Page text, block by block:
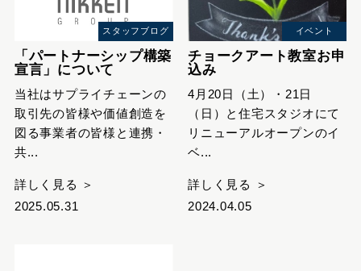
スタッフブログ
「パートナーシップ構築
宣言」について
当社はサプライチェーンの
取引先の皆様や価値創造を
図る事業者の皆様と連携・
共...
詳しく見る ＞
2025.05.31
イベント
チョークアート教室お申
込み
4月20日（土）・21日
（日）と住宅スタジオにて
リニューアルオープンのイ
ベ...
詳しく見る ＞
2024.04.05